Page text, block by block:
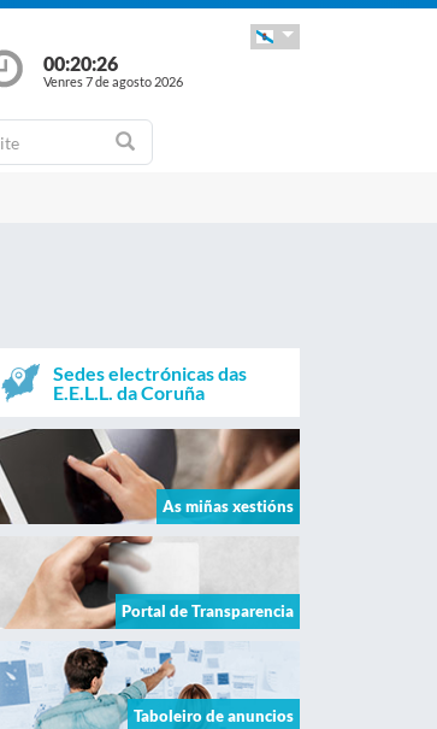
00:20:26
Venres 7 de agosto 2026
Sedes electrónicas das
E.E.L.L. da Coruña
As miñas xestións
Portal de Transparencia
Taboleiro de anuncios